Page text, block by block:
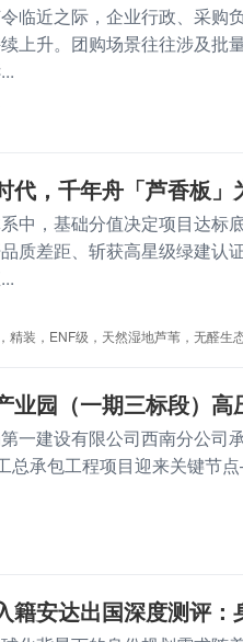
临近之际，企业行政、采购
上升。团购场景往往涉及批
代，千年舟「芦香板
中，基础分值决定项目达标
质差距、斩获高星级绿建认
精装，ENF级，天然湿地芦苇，无醛生
业园（一期三标段）
一建设有限公司西南分公司
总承包工程项目迎来关键节
籍安达出国深度测评